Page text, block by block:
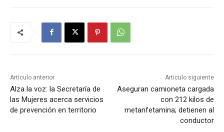
Artículo anterior
Alza la voz: la Secretaría de
las Mujeres acerca servicios
de prevención en territorio
Artículo siguiente
Aseguran camioneta cargada
con 212 kilos de
metanfetamina; detienen al
conductor